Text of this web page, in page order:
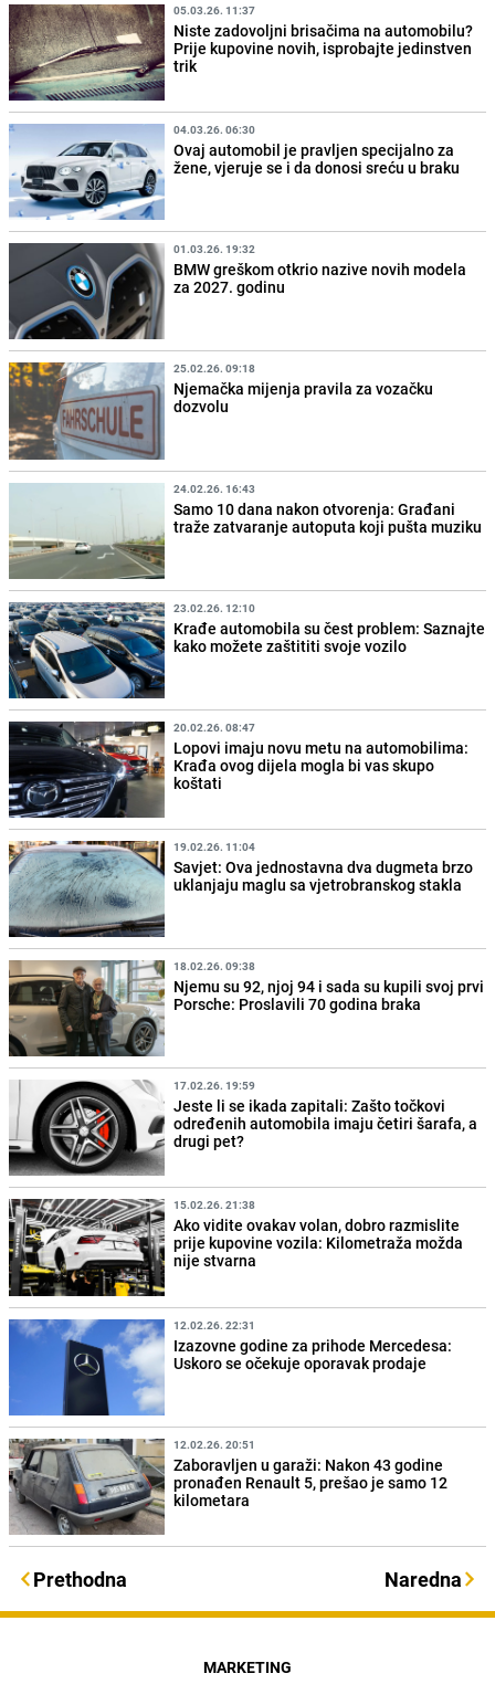
05.03.26. 11:37
Niste zadovoljni brisačima na automobilu?
Prije kupovine novih, isprobajte jedinstven
trik
04.03.26. 06:30
Ovaj automobil je pravljen specijalno za
žene, vjeruje se i da donosi sreću u braku
01.03.26. 19:32
BMW greškom otkrio nazive novih modela
za 2027. godinu
25.02.26. 09:18
Njemačka mijenja pravila za vozačku
dozvolu
24.02.26. 16:43
Samo 10 dana nakon otvorenja: Građani
traže zatvaranje autoputa koji pušta muziku
23.02.26. 12:10
Krađe automobila su čest problem: Saznajte
kako možete zaštititi svoje vozilo
20.02.26. 08:47
Lopovi imaju novu metu na automobilima:
Krađa ovog dijela mogla bi vas skupo
koštati
19.02.26. 11:04
Savjet: Ova jednostavna dva dugmeta brzo
uklanjaju maglu sa vjetrobranskog stakla
18.02.26. 09:38
Njemu su 92, njoj 94 i sada su kupili svoj prvi
Porsche: Proslavili 70 godina braka
17.02.26. 19:59
Jeste li se ikada zapitali: Zašto točkovi
određenih automobila imaju četiri šarafa, a
drugi pet?
15.02.26. 21:38
Ako vidite ovakav volan, dobro razmislite
prije kupovine vozila: Kilometraža možda
nije stvarna
12.02.26. 22:31
Izazovne godine za prihode Mercedesa:
Uskoro se očekuje oporavak prodaje
12.02.26. 20:51
Zaboravljen u garaži: Nakon 43 godine
pronađen Renault 5, prešao je samo 12
kilometara
Prethodna Naredna
MARKETING